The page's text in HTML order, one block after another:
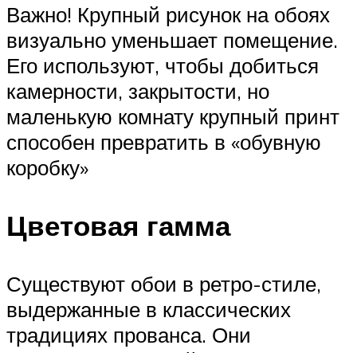
Важно! Крупный рисунок на обоях
визуально уменьшает помещение.
Его используют, чтобы добиться
камерности, закрытости, но
маленькую комнату крупный принт
способен превратить в «обувную
коробку»
Цветовая гамма
Существуют обои в ретро-стиле,
выдержанные в классических
традициях прованса. Они